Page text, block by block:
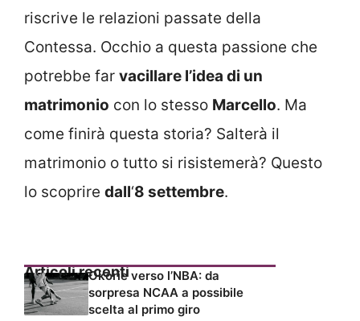
riscrive le relazioni passate della
Contessa. Occhio a questa passione che
potrebbe far vacillare l’idea di un
matrimonio con lo stesso Marcello. Ma
come finirà questa storia? Salterà il
matrimonio o tutto si risistemerà? Questo
lo scoprire dall‘8 settembre.
Articoli recentiOkorie verso l’NBA: da
sorpresa NCAA a possibile
scelta al primo giro